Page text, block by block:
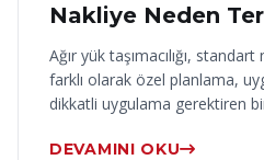
Nakliye Neden
Ağır yük taşımacılığı,
farklı olarak özel planlama,
dikkatli uygulama gerektiren
DEVAMINI OKU